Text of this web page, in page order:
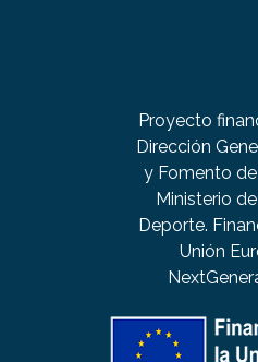
Proyecto
Dirección
y Fomento
Ministerio
Deporte.
Unión